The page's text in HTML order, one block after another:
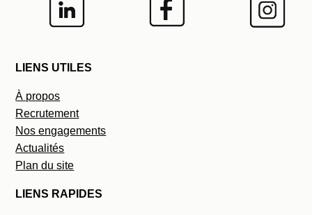
LIENS UTILES
À propos
Recrutement
Nos engagements
Actualités
Plan du site
LIENS RAPIDES